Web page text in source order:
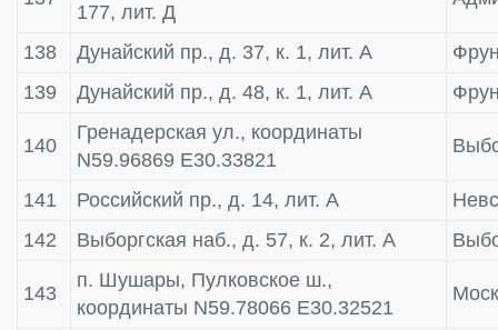
177, лит. Д
138 Дунайский пр., д. 37, к. 1, лит. А
139
Дунайский пр., д. 48, к. 1, лит. А
140
Гренадерская ул., координаты
N59.96869 E30.33821
141 Российский пр., д. 14, лит. А
142
Выборгская наб., д. 57, к. 2, лит. А
143
п. Шушары, Пулковское ш.,
координаты N59.78066 E30.32521